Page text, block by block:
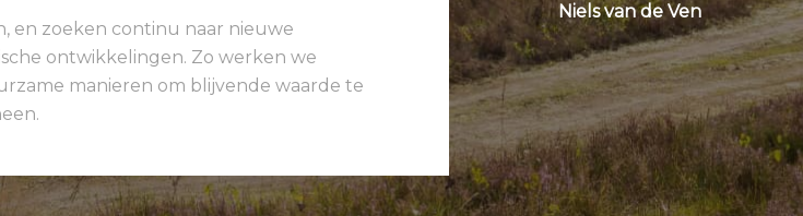
en zoeken continu naar nieuwe
ontwikkelingen. Zo werken we
manieren om blijvende waarde te
Niels van de Ven